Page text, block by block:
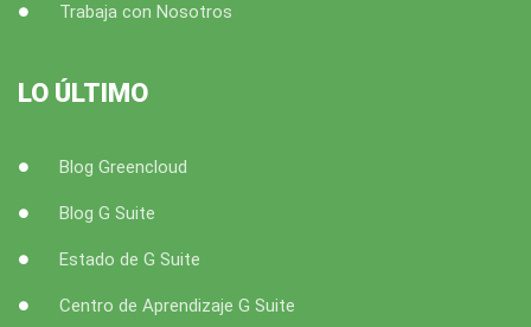
Trabaja con Nosotros
LO ÚLTIMO
Blog Greencloud
Blog G Suite
Estado de G Suite
Centro de Aprendizaje G Suite